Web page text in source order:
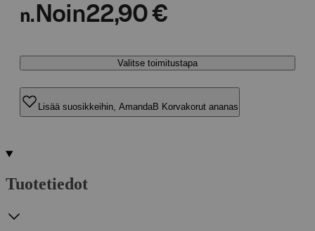
n. Noin22,90 €
Valitse toimitustapa
Lisää suosikkeihin, AmandaB Korvakorut ananas
Tuotetiedot